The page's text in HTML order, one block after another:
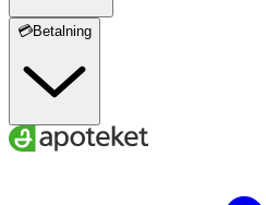
💳Betalning